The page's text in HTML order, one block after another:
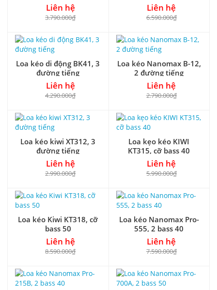
Liên hệ
3.790.000₫
Liên hệ
6.590.000₫
Loa kéo di động BK41, 3
đường tiếng
Liên hệ
4.290.000₫
Loa kéo Nanomax B-12,
2 đường tiếng
Liên hệ
2.790.000₫
Loa kéo kiwi XT312, 3
đường tiếng
Liên hệ
2.990.000₫
Loa kẹo kéo KIWI
KT315, cỡ bass 40
Liên hệ
5.990.000₫
Loa kéo Kiwi KT318, cỡ
bass 50
Liên hệ
8.590.000₫
Loa kéo Nanomax Pro-
555, 2 bass 40
Liên hệ
7.590.000₫